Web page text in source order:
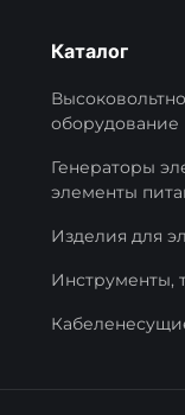
Каталог
оборудование
Генераторы
элементы
Изделия для
Инструменты,